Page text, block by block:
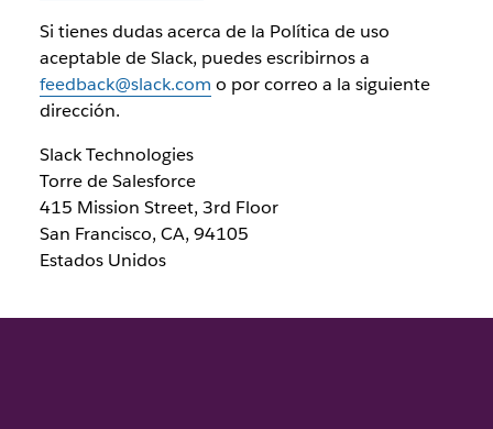
Si tienes dudas acerca de la Política de uso
aceptable de Slack, puedes escribirnos a
feedback@slack.com o por correo a la siguiente
dirección.
Slack Technologies
Torre de Salesforce
415 Mission Street, 3rd Floor
San Francisco, CA, 94105
Estados Unidos